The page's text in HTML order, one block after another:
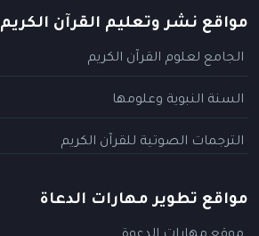
مواقع نشر وتعليم القرآن الكريم
الجامع لعلوم القرآن الكريم
السنة النبوية وعلومها
الترجمات الصوتية للقرآن الكريم
مواقع تطوير مهارات الدعاة